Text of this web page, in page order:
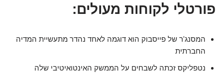
פורטלי לקוחות מעולים:
המסנג'ר של פייסבוק הוא דוגמה לאחד נהדר מתעשיית המדיה
החברתית
נטפליקס זכתה לשבחים על הממשק האינטואיטיבי שלה